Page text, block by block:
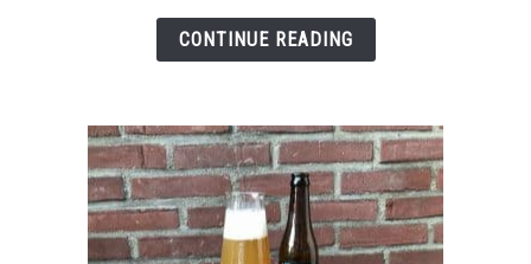
CONTINUE READING